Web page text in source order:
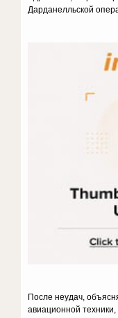
Дарданелльской
После неудач,
авиационной